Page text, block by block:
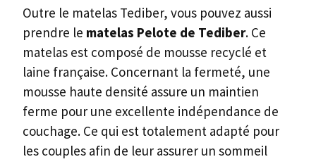
Outre le matelas Tediber, vous pouvez aussi
prendre le matelas Pelote de Tediber. Ce
matelas est composé de mousse recyclé et
laine française. Concernant la fermeté, une
mousse haute densité assure un maintien
ferme pour une excellente indépendance de
couchage. Ce qui est totalement adapté pour
les couples afin de leur assurer un sommeil